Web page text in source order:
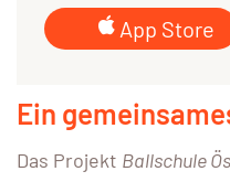
App Store
Ein
Das Projekt Ballschule